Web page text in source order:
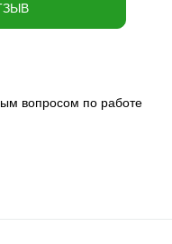
вопросом по работе